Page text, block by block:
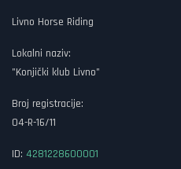
Livno Horse Riding
Lokalni naziv:
"Konjički klub Livno"
Broj registracije:
04-R-16/11
ID: 4281228600001